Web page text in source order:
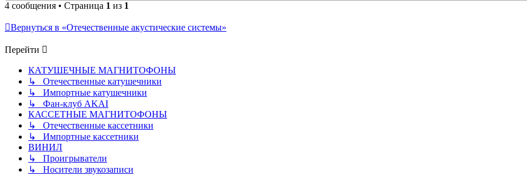
4 сообщения • Страница 1 из 1
Вернуться в «Отечественные акустические системы»
Перейти
КАТУШЕЧНЫЕ МАГНИТОФОНЫ
↳ Отечественные катушечники
↳ Импортные катушечники
↳ Фан-клуб AKAI
КАССЕТНЫЕ МАГНИТОФОНЫ
↳ Отечественные кассетники
↳ Импортные кассетники
ВИНИЛ
↳ Проигрыватели
↳ Носители звукозаписи